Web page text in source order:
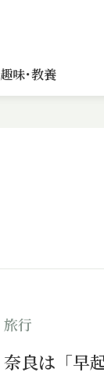
趣味･教養
旅行
奈良は「早